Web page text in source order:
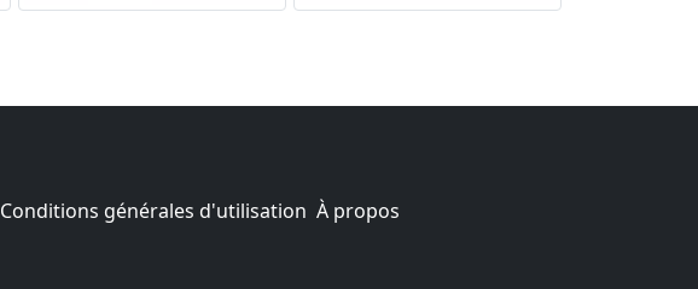
Conditions générales d'utilisation À propos